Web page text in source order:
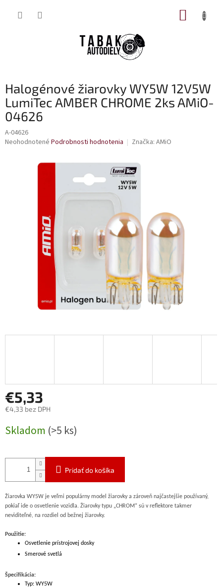
Halogénové žiarovky WY5W 12V5W
LumiTec AMBER CHROME 2ks AMiO-
04626
A-04626
Priemerné
Neohodnotené Podrobnosti hodnotenia Značka: AMiO
€5,33
€4,33 bez DPH
cena:
Skladom (>5 ks)
Pridať do košíka
Žiarovka WY5W je veľmi populárny model žiarovky a zároveň najčastejšie používaný,
pokiaľ ide o osvetlenie vozidla. Žiarovky typu „CHROM“ sú v reflektore takmer
neviditeľné, na rozdiel od bežnej žiarovky.
Použitie:
Osvetlenie prístrojovej dosky
Smerové svetlá
Špecifikácia:
Typ: WY5W